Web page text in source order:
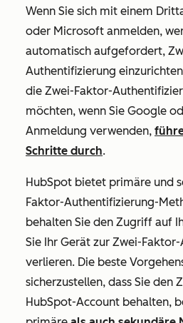
Wenn Sie sich mit einem
oder Microsoft anmelden,
automatisch aufgefordert,
Authentifizierung
die Zwei-Faktor-
möchten, wenn Sie Google
Anmeldung verwenden,
Schritte durch.
HubSpot bietet primäre und
Faktor-Authentifizierung-
behalten Sie den Zugriff auf
Sie Ihr Gerät zur Zwei-
verlieren. Die beste
sicherzustellen, dass Sie den
HubSpot-Account behalten,